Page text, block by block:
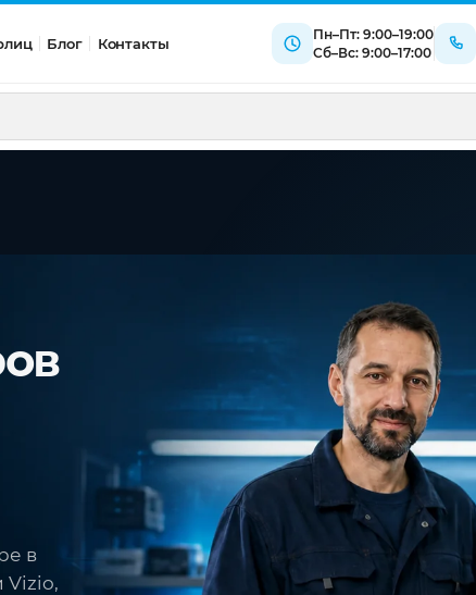
Блог Контакты
Пн–Пт: 9:00–19:00
Сб–Вс: 9:00–17:00
в
Vizio,